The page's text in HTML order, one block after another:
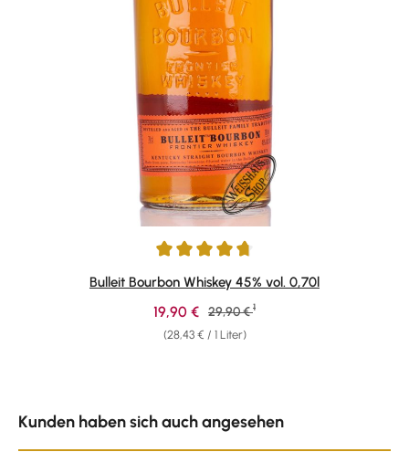
Durchschnittliche Bewertung von 4.69 von 5 Sternen
Bulleit Bourbon Whiskey 45% vol. 0,70l
(28,43 € / 1 Liter)
Verkaufspreis:
19,90 € Regulärer Preis:
29,90 € 1
Kunden haben sich auch angesehen